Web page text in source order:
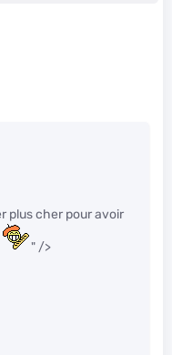
plus cher pour avoir
" />